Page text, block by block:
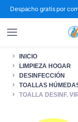
Despacho gratis por
INICIO
LIMPIEZA HOGAR
DESINFECCIÓN
TOALLAS
TOALLA DESINF.